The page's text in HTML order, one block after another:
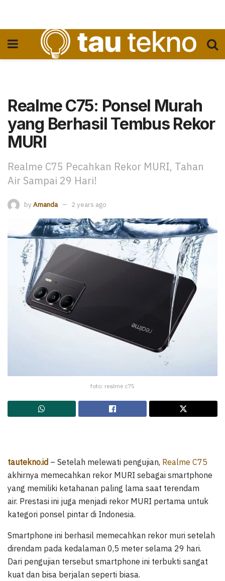
Realme C75: Ponsel Murah
yang Berhasil Tembus Rekor
MURI
Realme C75 Pecahkan Rekor MURI, Tahan
Air Sampai 29 Hari!
by Amanda 2 years ago
foto: realme c75
tautekno.id – Setelah melewati pengujian, Realme C75
akhirnya memecahkan rekor MURI sebagai smartphone
yang memiliki ketahanan paling lama saat terendam
air. Prestasi ini juga menjadi rekor MURI pertama untuk
kategori ponsel pintar di Indonesia.
Smartphone ini berhasil memecahkan rekor muri setelah
direndam pada kedalaman 0,5 meter selama 29 hari.
Dari pengujian tersebut smartphone ini terbukti sangat
kuat dan bisa berjalan seperti biasa.